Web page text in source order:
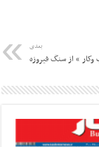
بعدی
» از سنگ فیروزه